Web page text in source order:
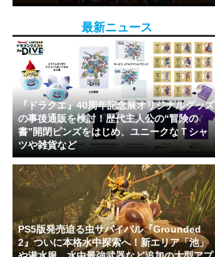
最新ニュース
『ドラクエ』40周年記念展オリジナルグッズ
の事後通販を検討！歴代主人公の“冒険の
書”開閉ピンズをはじめ、ユニークなＴシャ
ツや雑貨など
PS5版発売迫る虫サバイバル『Grounded
2』ついに本格水中探索へ！新エリア「池」